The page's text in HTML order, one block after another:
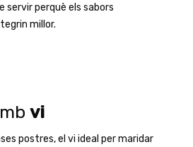
servir perquè els sabors
millor.
vi
postres, el vi ideal per maridar